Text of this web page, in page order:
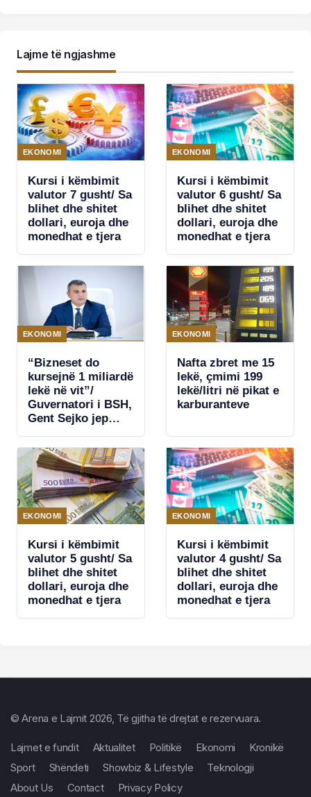
Lajme të ngjashme
EKONOMI
Kursi i këmbimit
valutor 7 gusht/ Sa
blihet dhe shitet
dollari, euroja dhe
monedhat e tjera
EKONOMI
Kursi i këmbimit
valutor 6 gusht/ Sa
blihet dhe shitet
dollari, euroja dhe
monedhat e tjera
EKONOMI
“Bizneset do
kursejnë 1 miliardë
lekë në vit”/
Guvernatori i BSH,
Gent Sejko jep
nëntor Shqipëria
pjesë e pagesave
të shpejta TIPS
EKONOMI
Nafta zbret me 15
lekë, çmimi 199
lekë/litri në pikat e
karburanteve
EKONOMI
Kursi i këmbimit
valutor 5 gusht/ Sa
blihet dhe shitet
dollari, euroja dhe
monedhat e tjera
EKONOMI
Kursi i këmbimit
valutor 4 gusht/ Sa
blihet dhe shitet
dollari, euroja dhe
monedhat e tjera
© Arena e Lajmit 2026, Të gjitha të drejtat e rezervuara.
Lajmet e fundit Aktualitet Politikë Ekonomi
Kronikë
Sport
Shëndeti Showbiz & Lifestyle
Teknologji
About Us
Contact Privacy Policy